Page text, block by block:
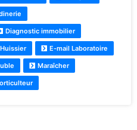
Diagnostic immobilier
E-mail Laboratoire
Maraîcher